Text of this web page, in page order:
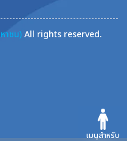
เมนูสำหรับ
าชน)All rights reserved.